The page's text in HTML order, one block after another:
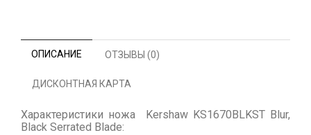
ОПИСАНИЕ ОТЗЫВЫ (0)
ДИСКОНТНАЯ КАРТА
Характеристики ножа Kershaw KS1670BLKST Blur,
Black Serrated Blade: